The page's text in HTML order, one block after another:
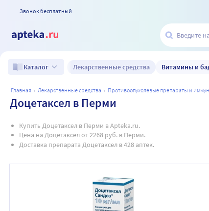
Звонок бесплатный
Каталог Лекарственные средства Витамины и
главная лекарственные средства противоопухолевые препараты и
Доцетаксел в Перми
Купить Доцетаксел в Перми в Apteka.ru.
Цена на Доцетаксел от 2268 руб. в Перми.
Доставка препарата Доцетаксел в 428 аптек.